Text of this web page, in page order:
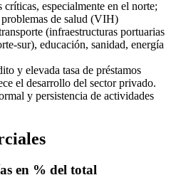
críticas, especialmente en el norte;
de salud (VIH)
(infraestructuras portuarias
sur), educación, sanidad, energía
y elevada tasa de préstamos
el desarrollo del sector privado.
y persistencia de actividades
en % del total